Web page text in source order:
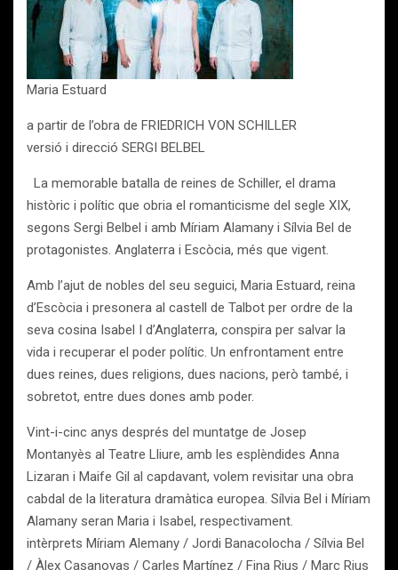
Maria Estuard
a partir de l’obra de FRIEDRICH VON SCHILLER
versió i direcció SERGI BELBEL
La memorable batalla de reines de Schiller, el drama
històric i polític que obria el romanticisme del segle XIX,
segons Sergi Belbel i amb Míriam Alamany i Sílvia Bel de
protagonistes. Anglaterra i Escòcia, més que vigent.
Amb l’ajut de nobles del seu seguici, Maria Estuard, reina
d’Escòcia i presonera al castell de Talbot per ordre de la
seva cosina Isabel I d’Anglaterra, conspira per salvar la
vida i recuperar el poder polític. Un enfrontament entre
dues reines, dues religions, dues nacions, però també, i
sobretot, entre dues dones amb poder.
Vint-i-cinc anys després del muntatge de Josep
Montanyès al Teatre Lliure, amb les esplèndides Anna
Lizaran i Maife Gil al capdavant, volem revisitar una obra
cabdal de la literatura dramàtica europea. Sílvia Bel i Míriam
Alamany seran Maria i Isabel, respectivament.
intèrprets Míriam Alemany / Jordi Banacolocha / Sílvia Bel
/ Àlex Casanovas / Carles Martínez / Fina Rius / Marc Rius